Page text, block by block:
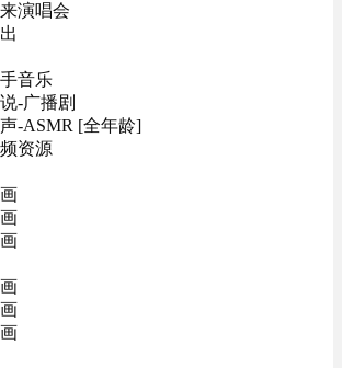
演唱会
音乐
-广播剧
-ASMR [全年龄]
资源